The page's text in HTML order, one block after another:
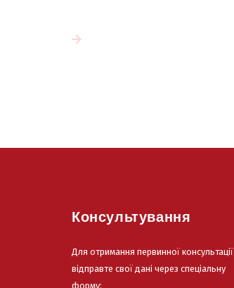
Консультування
Для отримання первинної консультації
відправте свої дані через спеціальну
форму: